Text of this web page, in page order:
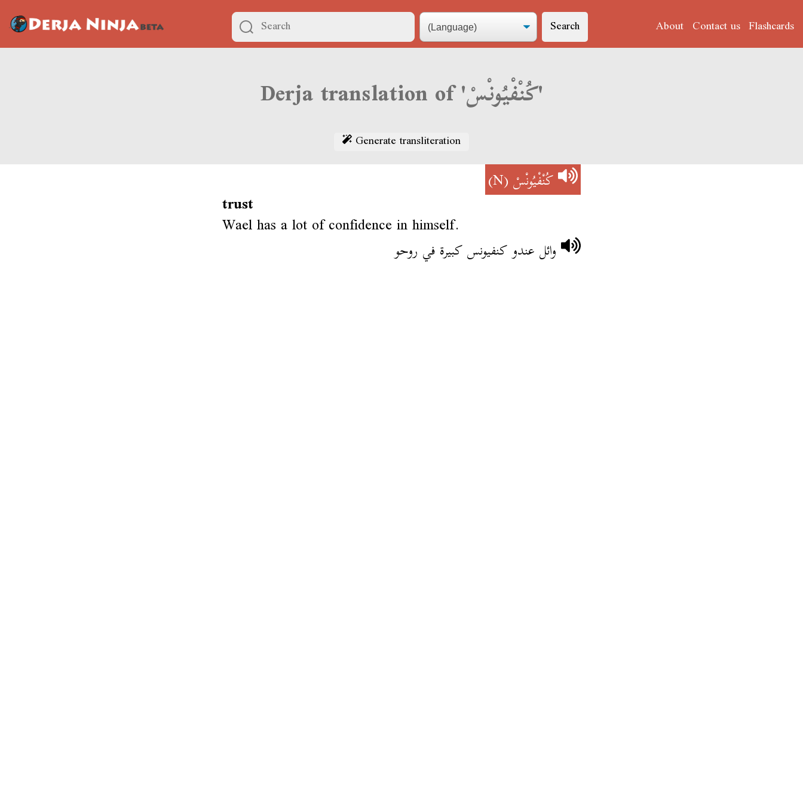
Search About Contact us Flashcards
Derja translation of 'كُنْفْيُونْسْ'
Generate transliteration
كُنْفْيُونْسْ(N)
trust
Wael has a lot of confidence in himself.
وائل عندو كنفيونس كبيرة في روحو